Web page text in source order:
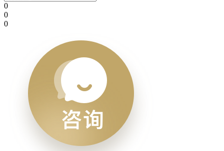
0
0
0